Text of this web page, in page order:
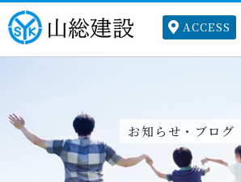
ACCESS
お知らせ・ブログ